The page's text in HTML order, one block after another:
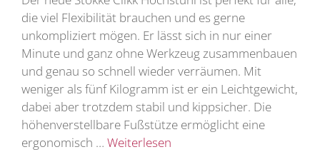
die viel Flexibilität brauchen und es gerne
unkompliziert mögen. Er lässt sich in nur einer
Minute und ganz ohne Werkzeug zusammenbauen
und genau so schnell wieder verräumen. Mit
weniger als fünf Kilogramm ist er ein Leichtgewicht,
dabei aber trotzdem stabil und kippsicher. Die
höhenverstellbare Fußstütze ermöglicht eine
ergonomisch … Weiterlesen